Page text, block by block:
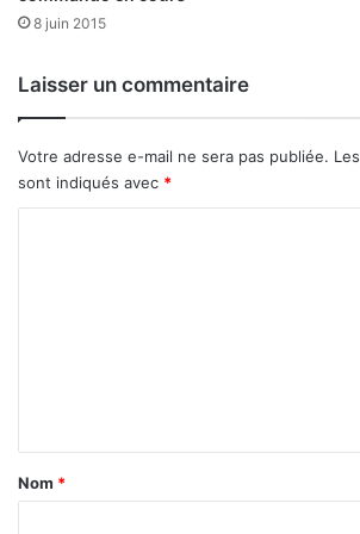
m
d
u
x
D
3
c
e
b
r
e
8 juin 2015
Laisser un commentaire
Votre adresse e-mail ne sera pas publiée.
sont indiqués avec *
a
Nom *